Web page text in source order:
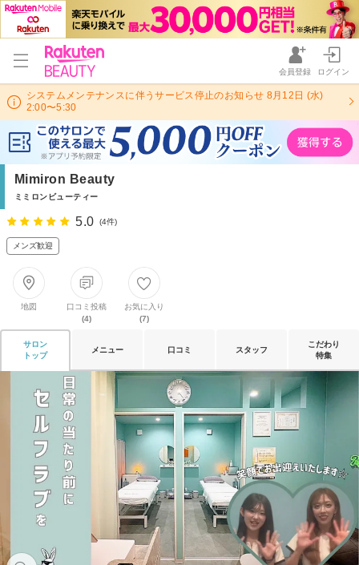
会員登録 ログイン
システムメンテナンスに伴うサービス停止のお知らせ 8月12日 (水)
2:00〜5:30
Mimiron Beauty
ミミロンビューティー
5.0 (4件)
メンズ歓迎
地図
口コミ投稿
(4)
お気に入り
(7)
サロン
トップ
メニュー 口コミ スタッフ
こだわり
特集